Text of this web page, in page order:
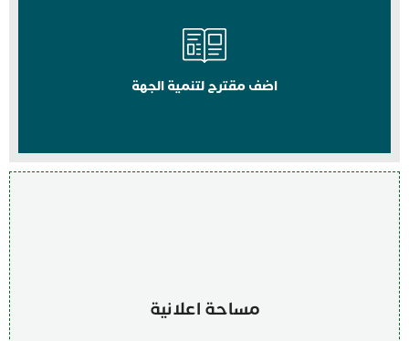
اضف مقترح لتنمية الجهة
مساحة اعلانية